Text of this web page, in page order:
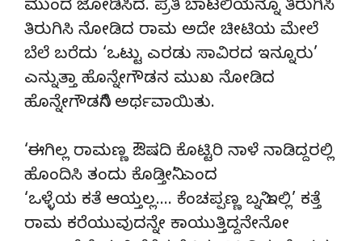
ಮುಂದೆ ಜೋಡಿಸಿದ. ಪ್ರತಿ ಬಾಟಲಿಯನ್ನೂ ತಿರುಗಿಸಿ
ತಿರುಗಿಸಿ ನೋಡಿದ ರಾಮ ಅದೇ ಚೀಟಿಯ ಮೇಲೆ
ಬೆಲೆ ಬರೆದು ‘ಒಟ್ಟು ಎರಡು ಸಾವಿರದ ಇನ್ನೂರು’
ಎನ್ನುತ್ತಾ ಹೊನ್ನೇಗೌಡನ ಮುಖ ನೋಡಿದ
ಹೊನ್ನೇಗೌಡನಿಗೆ ಅರ್ಥವಾಯಿತು.
‘ಈಗಿಲ್ಲ ರಾಮಣ್ಣ ಔಷದಿ ಕೊಟ್ಟಿರಿ ನಾಳೆ ನಾಡಿದ್ದರಲ್ಲಿ
ಹೊಂದಿಸಿ ತಂದು ಕೊಡ್ತೀನಿ’ ಎಂದ
‘ಒಳ್ಳೆಯ ಕತೆ ಆಯ್ತಲ್ಲ…. ಕೆಂಚಪ್ಪಣ್ಣ ಬನ್ನಿ ಇಲ್ಲಿ’ ಕತ್ತೆ
ರಾಮ ಕರೆಯುವುದನ್ನೇ ಕಾಯುತ್ತಿದ್ದನೇನೋ